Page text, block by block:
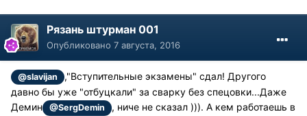
Рязань штурман 001
Опубликовано 7 августа, 2016
@slavijan
,"Вступительные экзамены" сдал! Другого
давно бы уже "отбуцкали" за сварку без спецовки...Даже
Демин
@SergDemin
, ниче не сказал ))). А кем работаешь в